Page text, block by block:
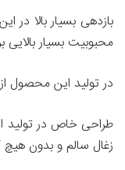
بازدهی بسیار بالا
محبوبیت بسیار بالایی
در تولید این محصول
زغال سالم و بدون